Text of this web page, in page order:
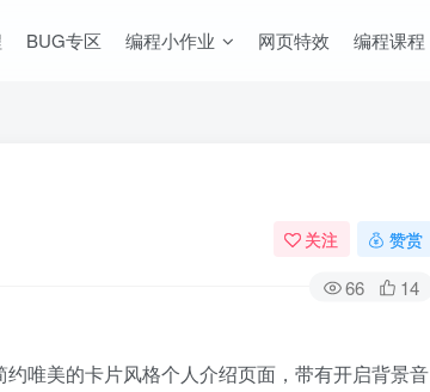
BUG专区 编程小作业 网页特效 编程课程
关注 赞赏
66 14
唯美的卡片风格个人介绍页面，带有开启背景音